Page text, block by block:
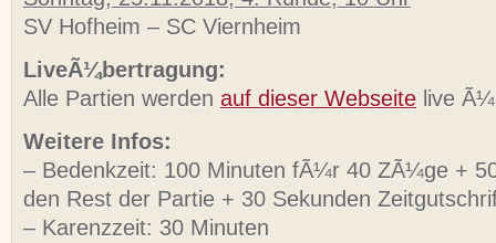
SV Hofheim – SC Viernheim
LiveÃ¼bertragung:
Alle Partien werden auf dieser Webseite live
Weitere Infos:
– Bedenkzeit: 100 Minuten fÃ¼r 40 ZÃ¼ge +
den Rest der Partie + 30 Sekunden
– Karenzzeit: 30 Minuten